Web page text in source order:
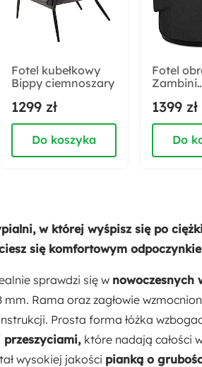
Rodzaj
Podwójne
Materac:
Nie
Dostępne
Rodzaj:
Fotel kubełkowy
Bippy ciemnoszary
1299 zł
Do koszyka
Fotel
Zambini
1399 zł
Do
w której wyśpisz się po
się komfortowym
sprawdzi się w nowoczesnych
mm. Rama oraz zagłowie
Prosta forma łóżka
przeszyciami, które nadają całości
wysokiej jakości pianką o